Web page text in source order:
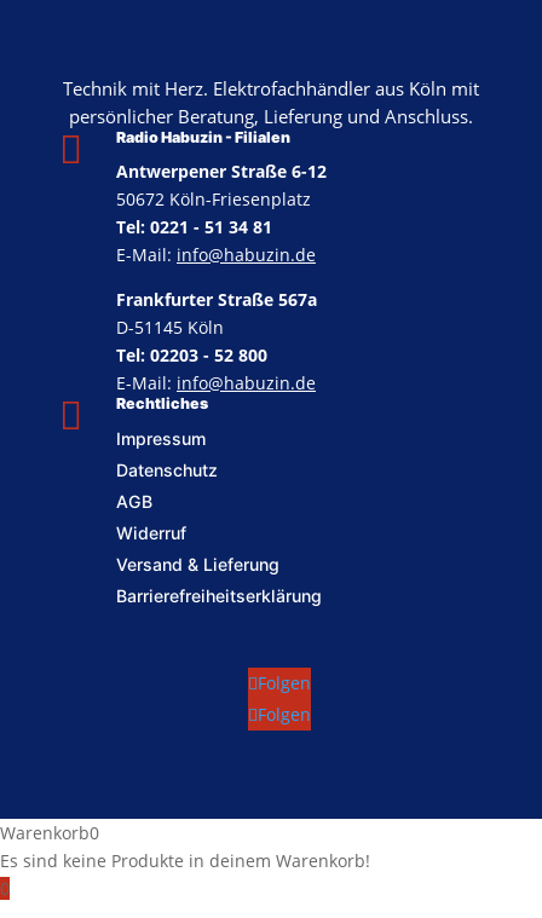
Technik mit Herz. Elektrofachhändler aus Köln mit
persönlicher Beratung, Lieferung und Anschluss.
 Rechtliches
Impressum
Datenschutz
AGB
Widerruf
Versand & Lieferung
Barrierefreiheitserklärung
 Radio Habuzin - Filialen
Antwerpener Straße 6-12
50672 Köln-Friesenplatz
Tel: 0221 - 51 34 81
E-Mail: info@habuzin.de
Frankfurter Straße 567a
D-51145 Köln
Tel: 02203 - 52 800
E-Mail: info@habuzin.de
Folgen
Folgen
Warenkorb0
Es sind keine Produkte in deinem Warenkorb!
0